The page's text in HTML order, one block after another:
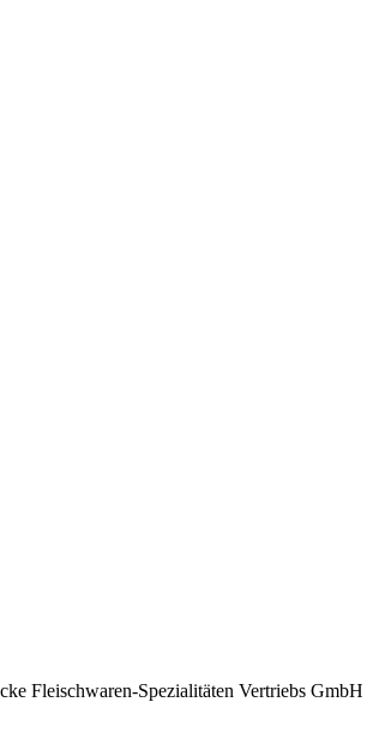
Fleischwaren-Spezialitäten Vertriebs GmbH